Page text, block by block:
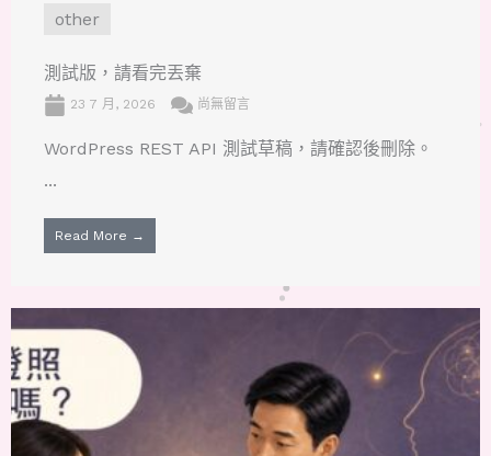
other
測試版，請看完丟棄
23 7 月, 2026 尚無留言
WordPress REST API 測試草稿，請確認後刪除。
...
Read More →